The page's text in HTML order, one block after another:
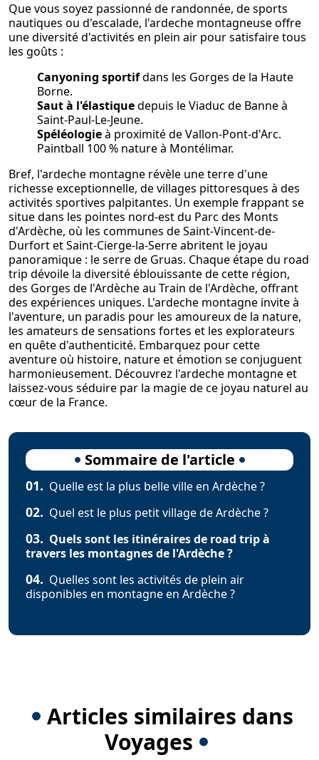
Que vous soyez passionné de randonnée, de sports
nautiques ou d'escalade, l'ardeche montagneuse offre
une diversité d'activités en plein air pour satisfaire tous
les goûts :
Canyoning sportifdans les Gorges de la Haute
Borne.
Saut à l'élastiquedepuis le Viaduc de Banne à
Saint-Paul-Le-Jeune.
Spéléologieà proximité de Vallon-Pont-d'Arc.
Paintball 100 % nature à Montélimar.
Bref, l'ardeche montagne révèle une terre d'une
richesse exceptionnelle, de villages pittoresques à des
activités sportives palpitantes. Un exemple frappant se
situe dans les pointes nord-est du Parc des Monts
d'Ardèche, où les communes de Saint-Vincent-de-
Durfort et Saint-Cierge-la-Serre abritent le joyau
panoramique : le serre de Gruas. Chaque étape du road
trip dévoile la diversité éblouissante de cette région,
des Gorges de l'Ardèche au Train de l'Ardèche, offrant
des expériences uniques. L'ardeche montagne invite à
l'aventure, un paradis pour les amoureux de la nature,
les amateurs de sensations fortes et les explorateurs
en quête d'authenticité. Embarquez pour cette
aventure où histoire, nature et émotion se conjuguent
harmonieusement. Découvrez l'ardeche montagne et
laissez-vous séduire par la magie de ce joyau naturel au
cœur de la France.
Sommaire de l'article
01. Quelle est la plus belle ville en Ardèche ?
02. Quel est le plus petit village de Ardèche ?
03. Quels sont les itinéraires de road trip à
travers les montagnes de l'Ardèche ?
04. Quelles sont les activités de plein air
disponibles en montagne en Ardèche ?
Articles similaires dans
Voyages